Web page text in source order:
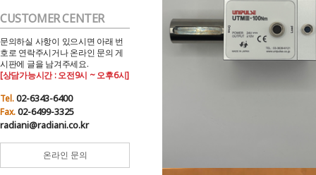
CUSTOMER CENTER
문의하실 사항이 있으시면 아래 번
호로 연락주시거나 온라인 문의 게
시판에 글을 남겨주세요.
[상담가능시간 : 오전9시 ~ 오후6시]
Tel.02-6343-6400
Fax.02-6499-3325
radiani@radiani.co.kr
온라인 문의